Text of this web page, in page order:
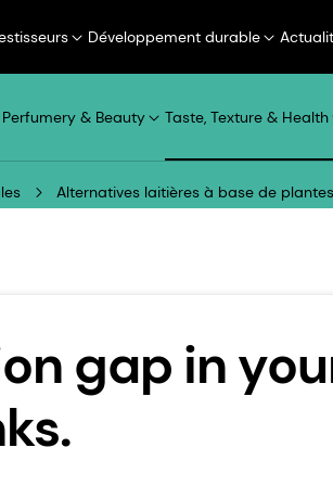
Développement durable
Perfumery & Beauty Taste, Texture & Health
Alternatives laitières à base de
gap in